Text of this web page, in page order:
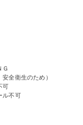
Ｇ
全衛生のため）
可
ル不可